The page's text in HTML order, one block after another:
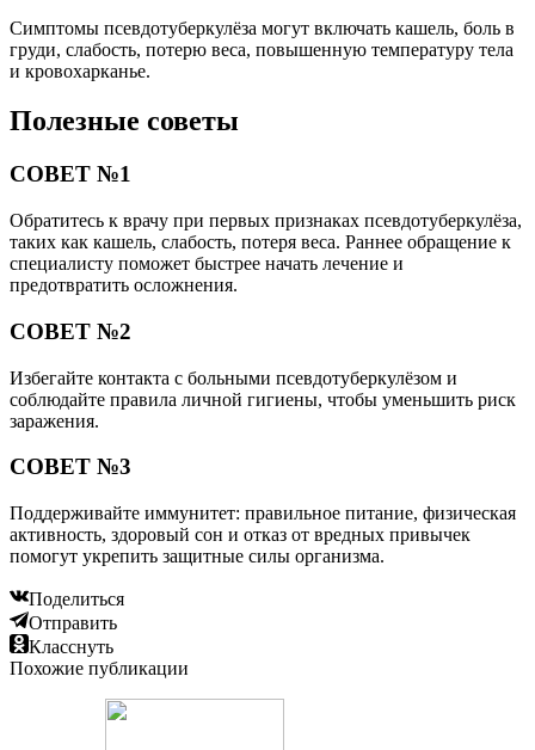
Симптомы псевдотуберкулёза могут включать кашель, боль в
груди, слабость, потерю веса, повышенную температуру тела
и кровохарканье.
Полезные советы
СОВЕТ №1
Обратитесь к врачу при первых признаках псевдотуберкулёза,
таких как кашель, слабость, потеря веса. Раннее обращение к
специалисту поможет быстрее начать лечение и
предотвратить осложнения.
СОВЕТ №2
Избегайте контакта с больными псевдотуберкулёзом и
соблюдайте правила личной гигиены, чтобы уменьшить риск
заражения.
СОВЕТ №3
Поддерживайте иммунитет: правильное питание, физическая
активность, здоровый сон и отказ от вредных привычек
помогут укрепить защитные силы организма.
Поделиться
Отправить
Класснуть
Похожие публикации